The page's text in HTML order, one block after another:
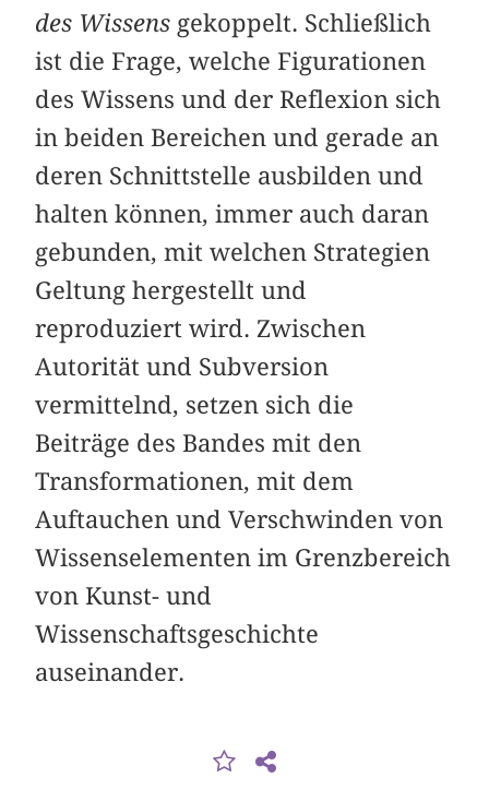
des Wissens gekoppelt. Schließlich
ist die Frage, welche Figurationen
des Wissens und der Reflexion sich
in beiden Bereichen und gerade an
deren Schnittstelle ausbilden und
halten können, immer auch daran
gebunden, mit welchen Strategien
Geltung hergestellt und
reproduziert wird. Zwischen
Autorität und Subversion
vermittelnd, setzen sich die
Beiträge des Bandes mit den
Transformationen, mit dem
Auftauchen und Verschwinden von
Wissenselementen im Grenzbereich
von Kunst- und
Wissenschaftsgeschichte
auseinander.